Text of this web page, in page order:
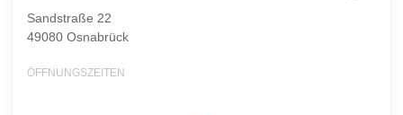
Sandstraße 22
49080 Osnabrück
ÖFFNUNGSZEITEN